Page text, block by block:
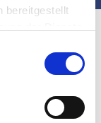
bereitgestellt